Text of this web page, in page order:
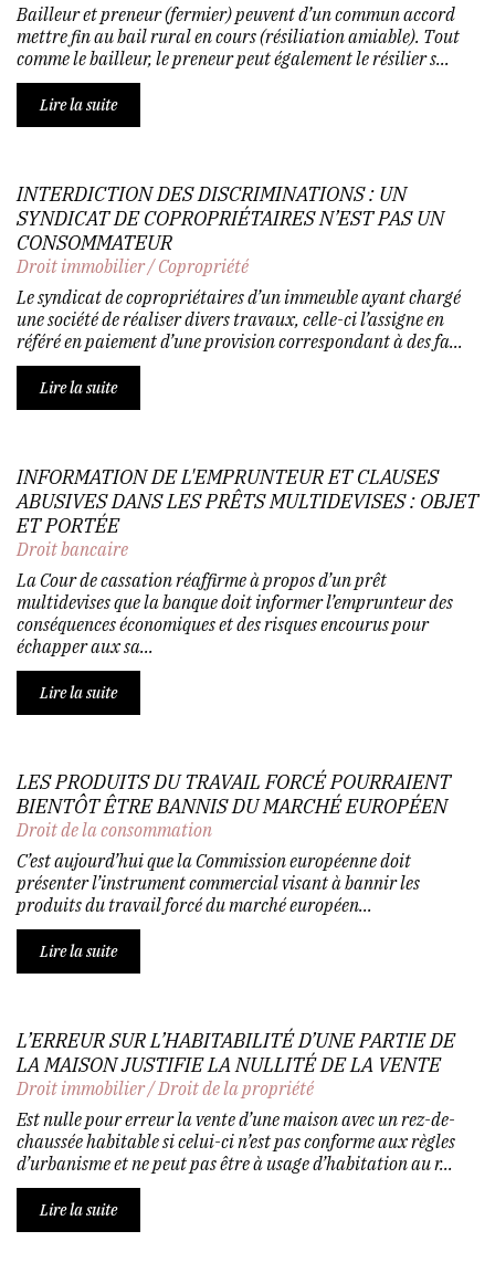
Bailleur et preneur (fermier) peuvent d’un commun accord
mettre fin au bail rural en cours (résiliation amiable). Tout
comme le bailleur, le preneur peut également le résilier s...
Lire la suite
INTERDICTION DES DISCRIMINATIONS : UN
SYNDICAT DE COPROPRIÉTAIRES N’EST PAS UN
CONSOMMATEUR
Droit immobilier/Copropriété
Le syndicat de copropriétaires d’un immeuble ayant chargé
une société de réaliser divers travaux, celle-ci l’assigne en
référé en paiement d’une provision correspondant à des fa...
Lire la suite
INFORMATION DE L'EMPRUNTEUR ET CLAUSES
ABUSIVES DANS LES PRÊTS MULTIDEVISES : OBJET
ET PORTÉE
Droit bancaire
La Cour de cassation réaffirme à propos d’un prêt
multidevises que la banque doit informer l’emprunteur des
conséquences économiques et des risques encourus pour
échapper aux sa...
Lire la suite
LES PRODUITS DU TRAVAIL FORCÉ POURRAIENT
BIENTÔT ÊTRE BANNIS DU MARCHÉ EUROPÉEN
Droit de la consommation
C’est aujourd’hui que la Commission européenne doit
présenter l’instrument commercial visant à bannir les
produits du travail forcé du marché européen...
Lire la suite
L’ERREUR SUR L’HABITABILITÉ D’UNE PARTIE DE
LA MAISON JUSTIFIE LA NULLITÉ DE LA VENTE
Droit immobilier/Droit de la propriété
Est nulle pour erreur la vente d’une maison avec un rez-de-
chaussée habitable si celui-ci n’est pas conforme aux règles
d’urbanisme et ne peut pas être à usage d’habitation au r...
Lire la suite